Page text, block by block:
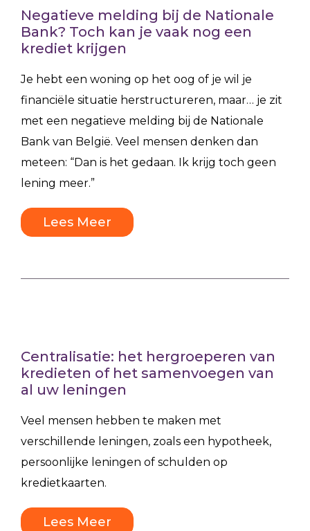
Negatieve melding bij de Nationale
Bank? Toch kan je vaak nog een
krediet krijgen
Je hebt een woning op het oog of je wil je
financiële situatie herstructureren, maar… je zit
met een negatieve melding bij de Nationale
Bank van België. Veel mensen denken dan
meteen: “Dan is het gedaan. Ik krijg toch geen
lening meer.”
Lees Meer
Centralisatie: het hergroeperen van
kredieten of het samenvoegen van
al uw leningen
Veel mensen hebben te maken met
verschillende leningen, zoals een hypotheek,
persoonlijke leningen of schulden op
kredietkaarten.
Lees Meer